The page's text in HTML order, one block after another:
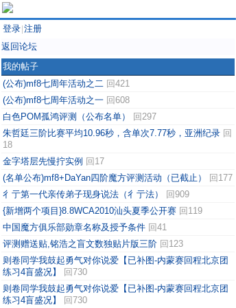
登录 注册
返回论坛
我的帖子
(公布)mf8七周年活动之二 回421
(公布)mf8七周年活动之一 回608
白色POM孤鸿评测（公布名单）
回297
朱哲廷三阶比赛平均10.96秒，含单次7.77秒，亚洲纪录 回
18
金字塔层先慢拧实例 回17
(名单公布)mf8+DaYan四阶魔方评测活动（已截止）
回177
彳亍第一代亲传弟子现身说法（彳亍法）
回909
{新增两个项目}8.8WCA2010汕头夏季公开赛 回119
中国魔方俱乐部勋章名称及授予条件 回41
评测赠送贴,铭浩之盲文数独贴片版三阶 回123
则卷同学我鼓起勇气对你说爱【已补图-内蒙赛回程北京团
练习4盲盛况】
回730
则卷同学我鼓起勇气对你说爱【已补图-内蒙赛回程北京团
练习4盲盛况】
回730